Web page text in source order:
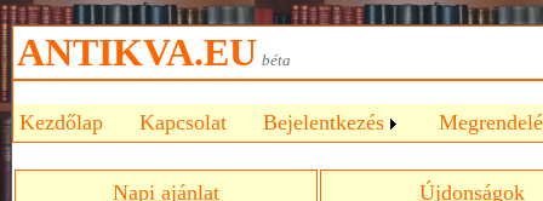
ANTIKVA.EU béta
Kezdőlap Kapcsolat Bejelentkezés
Napi ajánlat Újdonságok